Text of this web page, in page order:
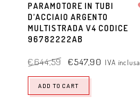
PARAMOTORE IN TUBI
D’ACCIAIO ARGENTO
MULTISTRADA V4 CODICE
96782222AB
€644,59 €547,90 IVA inclusa
ADD TO CART